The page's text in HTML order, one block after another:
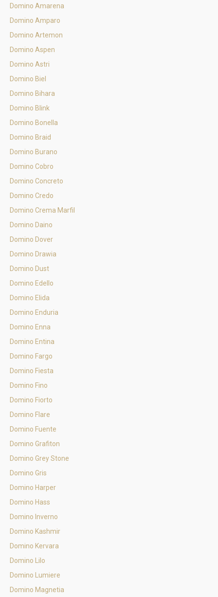
Domino Amarena
Domino Amparo
Domino Artemon
Domino Aspen
Domino Astri
Domino Biel
Domino Bihara
Domino Blink
Domino Bonella
Domino Braid
Domino Burano
Domino Cobro
Domino Concreto
Domino Credo
Domino Crema Marfil
Domino Daino
Domino Dover
Domino Drawia
Domino Dust
Domino Edello
Domino Elida
Domino Enduria
Domino Enna
Domino Entina
Domino Fargo
Domino Fiesta
Domino Fino
Domino Fiorto
Domino Flare
Domino Fuente
Domino Grafiton
Domino Grey Stone
Domino Gris
Domino Harper
Domino Hass
Domino Inverno
Domino Kashmir
Domino Kervara
Domino Lilo
Domino Lumiere
Domino Magnetia